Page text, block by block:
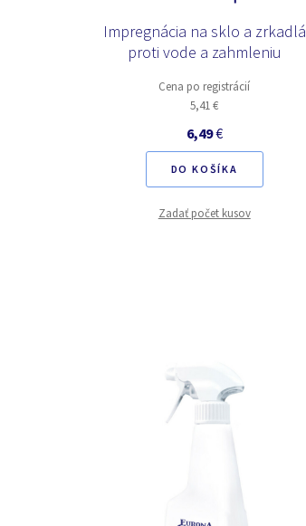
Impregnácia na sklo a zrkadlá
proti vode a zahmleniu
Cena po registrácií
5,41 €
6,49€
DO KOŠÍKA
Zadať počet kusov